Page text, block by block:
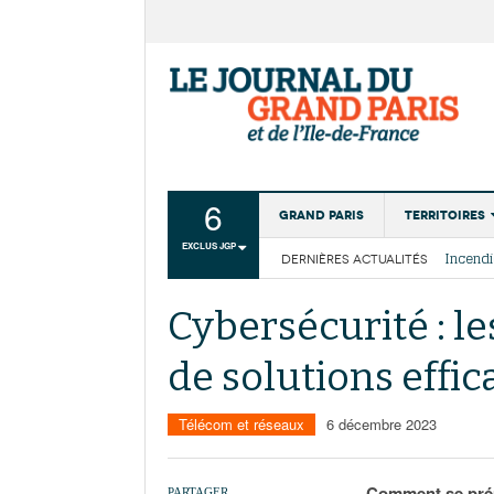
6
EXCLUS JGP
Grand Paris Territoires
Institutions
Services
DERNIÈRES ACTUALITÉS
La
Les
Cybersécurité :
de solutions
Télécom et réseaux 6 décembre 2023